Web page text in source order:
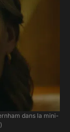
dans la mini-